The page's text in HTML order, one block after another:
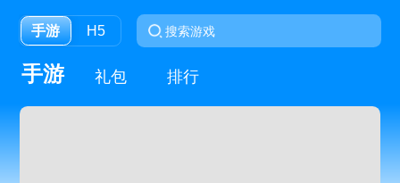
手游 H5
手游 礼包 排行